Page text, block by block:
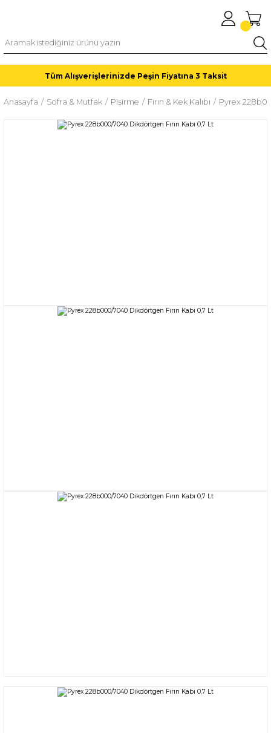
Tüm Alışverişlerinizde Peşin Fiyatına 3 Taksit
Anasayfa Sofra & Mutfak Pişirme Fırın & Kek Kalıbı Pyrex